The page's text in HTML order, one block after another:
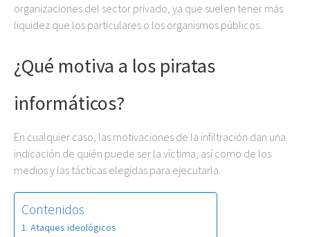
organizaciones del sector privado, ya que suelen tener más
liquidez que los particulares o los organismos públicos.
¿Qué motiva a los piratas
informáticos?
En cualquier caso, las motivaciones de la infiltración dan una
indicación de quién puede ser la víctima, así como de los
medios y las tácticas elegidas para ejecutarla.
Contenidos
Ataques ideológicos